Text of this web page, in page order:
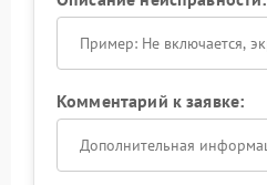
Комментарий к заявке: